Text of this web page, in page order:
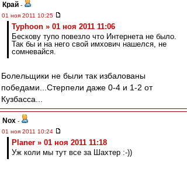
Край -
01 ноя 2011 10:25
Typhoon » 01 ноя 2011 11:06
Бескову тупо повезло что Интернета не было.
Так бы и на него свой имхович нашелся, не
сомневайся.
Болельщики не были так избалованы
победами...Стерпели даже 0-4 и 1-2 от
Кузбасса...
Nox -
01 ноя 2011 10:24
Planer » 01 ноя 2011 11:18
Уж коли мы тут все за Шахтер :-))